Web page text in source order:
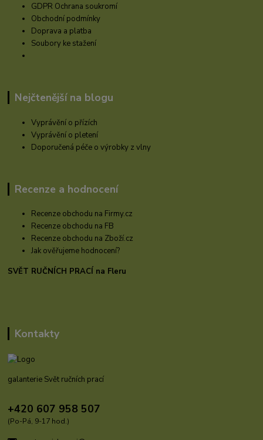
GDPR Ochrana soukromí
Obchodní podmínky
Doprava a platba
Soubory ke stažení
Nejčtenější na blogu
Vyprávění o přízích
Vyprávění o pletení
Doporučená péče o výrobky z vlny
Recenze a hodnocení
Recenze obchodu na Firmy.cz
Recenze obchodu na FB
Recenze obchodu na Zboží.cz
Jak ověřujeme hodnocení?
SVĚT RUČNÍCH PRACÍ na Fleru
Kontakty
galanterie Svět ručních prací
+420 607 958 507
(Po-Pá, 9-17 hod.)